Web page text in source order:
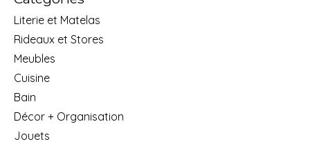
Literie et Matelas
Rideaux et Stores
Meubles
Cuisine
Bain
Décor + Organisation
Jouets